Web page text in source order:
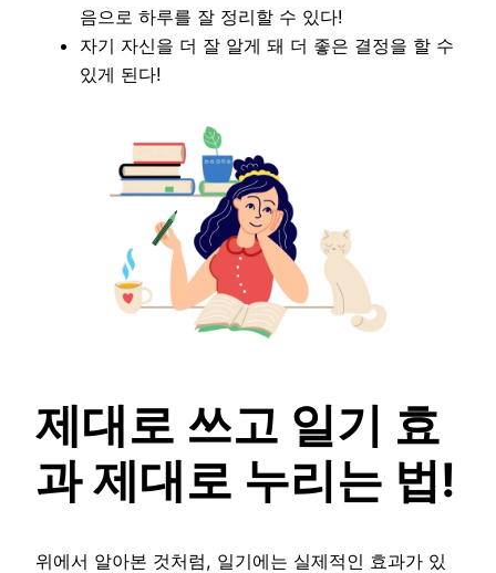
음으로 하루를 잘 정리할 수 있다!
자기 자신을 더 잘 알게 돼 더 좋은 결정을 할 수
있게 된다!
제대로 쓰고 일기 효
과 제대로 누리는 법!
위에서 알아본 것처럼, 일기에는 실제적인 효과가 있